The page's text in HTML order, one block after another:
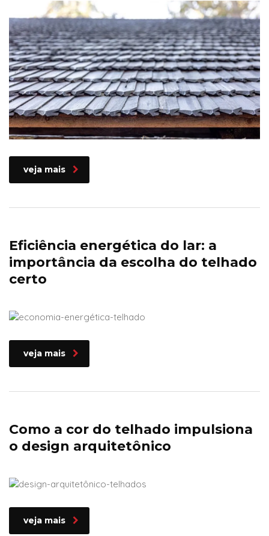
veja mais
Eficiência energética do lar: a
importância da escolha do telhado
certo
veja mais
Como a cor do telhado impulsiona
o design arquitetônico
veja mais